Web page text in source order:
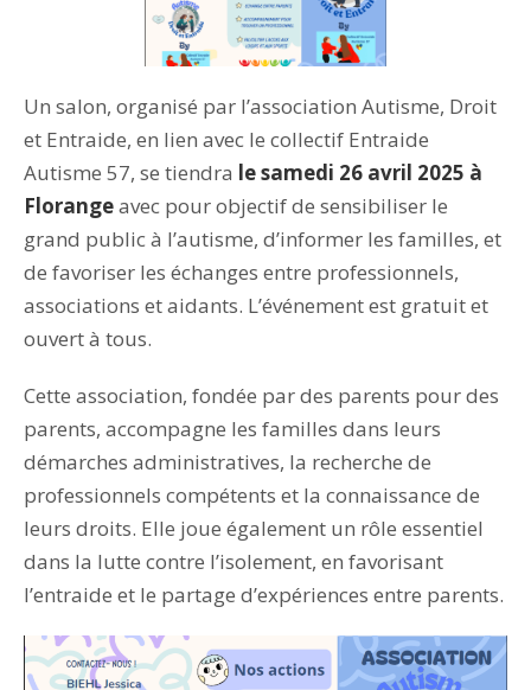
Un salon, organisé par l’association Autisme, Droit
et Entraide, en lien avec le collectif Entraide
Autisme 57, se tiendra le samedi 26 avril 2025 à
Florangeavec pour objectif de sensibiliser le
grand public à l’autisme, d’informer les familles, et
de favoriser les échanges entre professionnels,
associations et aidants. L’événement est gratuit et
ouvert à tous.
Cette association, fondée par des parents pour des
parents, accompagne les familles dans leurs
démarches administratives, la recherche de
professionnels compétents et la connaissance de
leurs droits. Elle joue également un rôle essentiel
dans la lutte contre l’isolement, en favorisant
l’entraide et le partage d’expériences entre parents.